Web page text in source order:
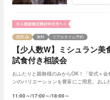
【少人数W】ミシュラン
試食付き相談会
残席 無料 リアルタイム予約
おふたりと親御様のみからOK！「挙式＋
ンのバリエーションを豊富にご用意。おふ
11:00～ 17:00～ 18:00～